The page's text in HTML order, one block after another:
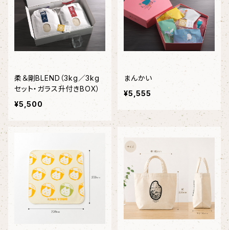
柔＆剛BLEND（3kg／3kg
セット・ガラス升付きBOX）
¥5,500
まんかい
¥5,555